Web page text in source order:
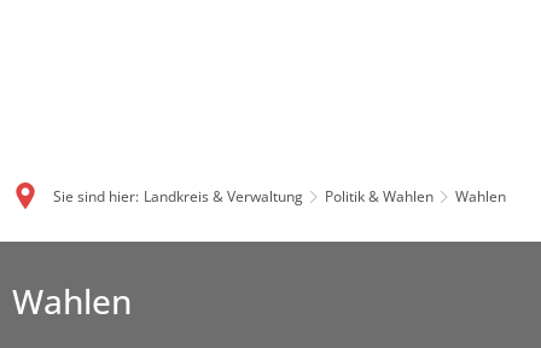
Sie sind hier: Landkreis & Verwaltung Politik & Wahlen Wahlen
Wahlen